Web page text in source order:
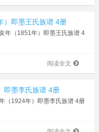
）即墨王氏族谱 4册
年（1851年）即墨王氏族谱 4
阅读全文
即墨李氏族谱 4册
（1924年）即墨李氏族谱 4册